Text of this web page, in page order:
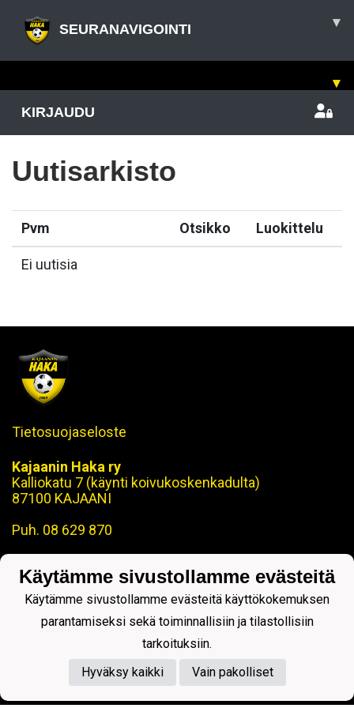
SEURANAVIGOINTI ▾
▾
KIRJAUDU
Uutisarkisto
Pvm Otsikko Luokittelu
Ei uutisia
Tietosuojaseloste
Kajaanin Haka ry
Kalliokatu 7 (käynti koivukoskenkadulta)
87100 KAJAANI
Puh. 08 629 870
ohjaus@kajaaninhaka.fi
Powered by
Käytämme sivustollamme evästeitä
Käytämme sivustollamme evästeitä käyttökokemuksen
parantamiseksi sekä toiminnallisiin ja tilastollisiin
tarkoituksiin.
Hyväksy kaikki
Vain pakolliset